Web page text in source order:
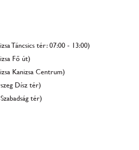
Táncsics tér: 07:00 - 13:00)
Fő út)
Kanizsa Centrum)
Dísz tér)
tér)